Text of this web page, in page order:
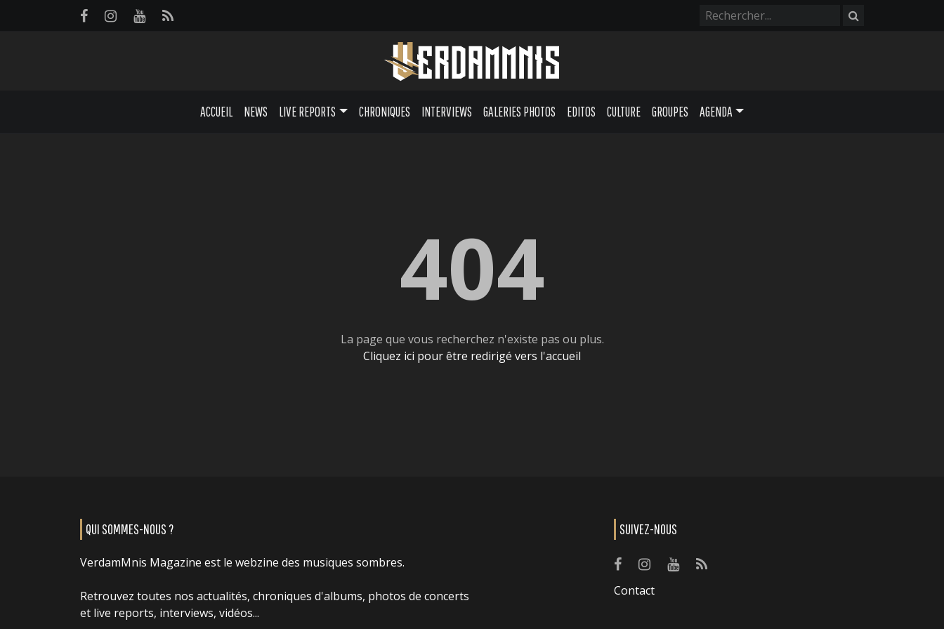
ACCUEIL NEWS LIVE REPORTS CHRONIQUES INTERVIEWS GALERIES PHOTOS EDITOS CULTURE GROUPES AGENDA
404
La page que vous recherchez n'existe pas ou plus.
Cliquez ici pour être redirigé vers l'accueil
QUI SOMMES-NOUS ?
VerdamMnis Magazine est le webzine des musiques sombres.
Retrouvez toutes nos actualités, chroniques d'albums, photos de concerts
et live reports, interviews, vidéos...
SUIVEZ-NOUS
Contact
Panneau de gestion des cookies